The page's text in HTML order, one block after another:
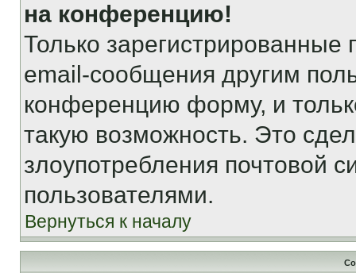
на конференцию!
Только зарегистрированные
email-сообщения другим
конференцию форму, и
такую возможность. Это
злоупотребления почтовой
пользователями.
Вернуться к началу